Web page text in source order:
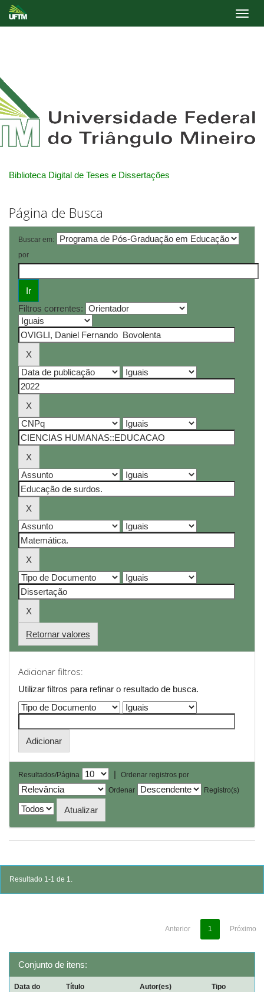
Biblioteca Digital de Teses e Dissertações
Página de Busca
Buscar em:
por
Filtros correntes:
Retornar valores
Adicionar filtros:
Utilizar filtros para refinar o resultado de busca.
Resultados/Página |
Ordenar registros por
Ordenar
Registro(s)
Resultado 1-1 de 1.
Anterior 1 Próximo
Conjunto de itens:
Data do
Título Autor(es) Tipo